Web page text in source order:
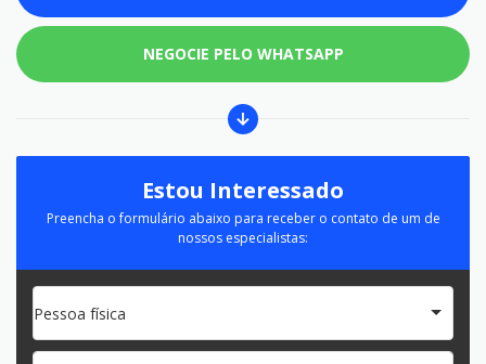
NEGOCIE PELO WHATSAPP
Estou Interessado
Preencha o formulário abaixo para receber o contato de um de
nossos especialistas:
Pessoa física